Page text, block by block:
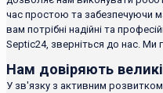
час простою та забезпечуючи
вам потрібні надійні та
Septic24, зверніться до нас. Ми
Нам довіряють
У зв'язку з активним